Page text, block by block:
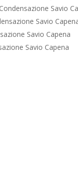
Savio
Savio
Savio Capena
Savio Capena